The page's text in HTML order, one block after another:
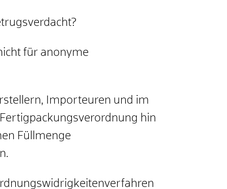
für anonyme
Importeuren und im
hin
Füllmenge